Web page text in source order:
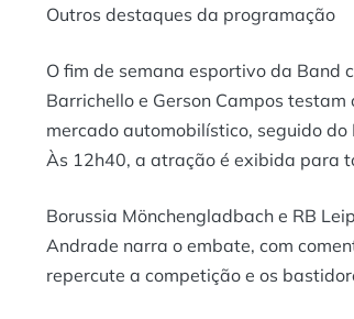
Outros destaques da programação
O fim de semana esportivo da Band
Barrichello e Gerson Campos
mercado automobilístico, seguido do
Às 12h40, a atração é exibida para
Borussia Mönchengladbach e RB
Andrade narra o embate, com
repercute a competição e os